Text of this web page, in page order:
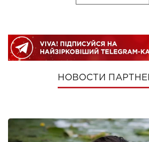
НОВОСТИ